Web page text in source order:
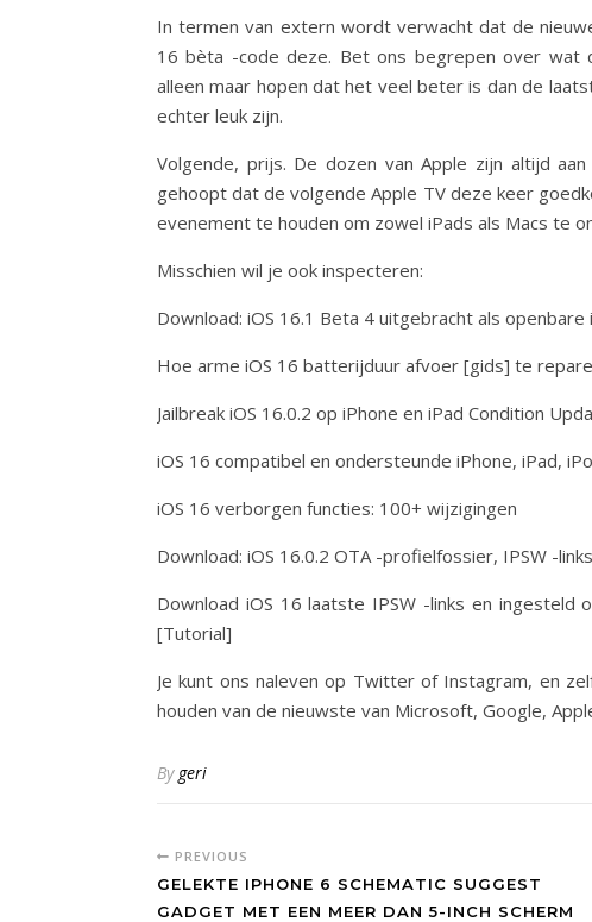
In termen van extern wordt verwacht dat de
16 bèta -code deze. Bet ons begrepen over wat
alleen maar hopen dat het veel beter is dan de
echter leuk zijn.
Volgende, prijs. De dozen van Apple zijn altijd
gehoopt dat de volgende Apple TV deze keer
evenement te houden om zowel iPads als Macs te
Misschien wil je ook inspecteren:
Download: iOS 16.1 Beta 4 uitgebracht als
Hoe arme iOS 16 batterijduur afvoer [gids] te
Jailbreak iOS 16.0.2 op iPhone en iPad Condition
iOS 16 compatibel en ondersteunde iPhone, iPad,
iOS 16 verborgen functies: 100+ wijzigingen
Download: iOS 16.0.2 OTA -profielfossier, IPSW -
Download iOS 16 laatste IPSW -links en ingesteld
[Tutorial]
Je kunt ons naleven op Twitter of Instagram, en
houden van de nieuwste van Microsoft, Google,
By geri
PREVIOUS
GELEKTE IPHONE 6 SCHEMATIC SUGGEST
GADGET MET EEN MEER DAN 5-INCH SCHERM